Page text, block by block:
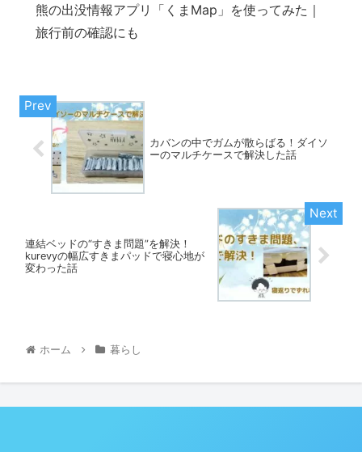
熊の出没情報アプリ「くまMap」を使ってみた｜
旅行前の確認にも
カバンの中でガムが散らばる！ダイソ
ーのマルチケースで解決した話
連結ベッドの“すきま問題”を解決！
kurevyの幅広すきまパッドで寝心地が
変わった話
ホーム 暮らし